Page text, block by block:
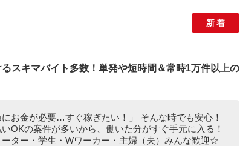
新着
スキマバイト多数！単発や短時間＆常時1万件以上の
にお金が必要…すぐ稼ぎたい！」 そんな時でも安心！
いOKの案件が多いから、働いた分がすぐ手元に入る！
ーター・学生・Wワーカー・主婦（夫）みんな歓迎☆